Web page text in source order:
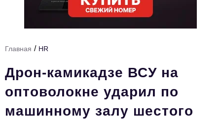
История тульского предпринимательства
Тема номера
HR
Персона номера
Главная / HR
Дрон-камикадзе ВСУ на
оптоволокне ударил по
машинному залу шестого